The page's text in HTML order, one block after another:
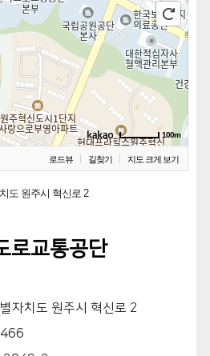
100m
로드뷰 길찾기 지도 크게 보기
도 원주시 혁신로 2
로교통공단
자치도 원주시 혁신로 2